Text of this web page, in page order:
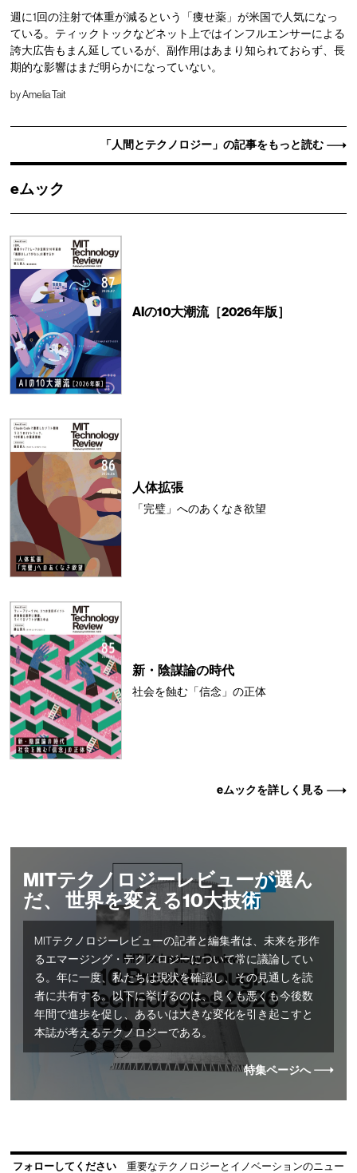
週に1回の注射で体重が減るという「痩せ薬」が米国で人気になっ
ている。ティックトックなどネット上ではインフルエンサーによる
誇大広告もまん延しているが、副作用はあまり知られておらず、長
期的な影響はまだ明らかになっていない。
byAmelia Tait
「人間とテクノロジー」の記事をもっと読む
eムック
AIの10大潮流［2026年版］
人体拡張
「完璧」へのあくなき欲望
新・陰謀論の時代
社会を蝕む「信念」の正体
eムックを詳しく見る
MITテクノロジーレビューが選ん
だ、 世界を変える10大技術
MITテクノロジーレビューの記者と編集者は、未来を形作
るエマージング・テクノロジーについて常に議論してい
る。年に一度、私たちは現状を確認し、その見通しを読
者に共有する。以下に挙げるのは、良くも悪くも今後数
年間で進歩を促し、あるいは大きな変化を引き起こすと
本誌が考えるテクノロジーである。
特集ページへ
フォローしてください
重要なテクノロジーとイノベーションのニュー